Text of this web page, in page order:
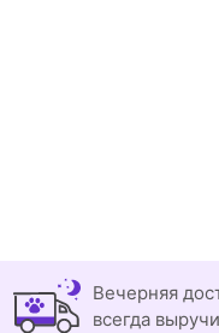
Вечерняя
всегда